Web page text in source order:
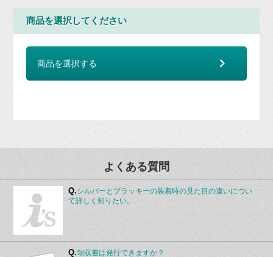
商品を選択してください
商品を選択する
よくある質問
Q.シルバーとブラッキーの装着時の見た目の違いについ
て詳しく知りたい。
Q.領収書は発行できますか？